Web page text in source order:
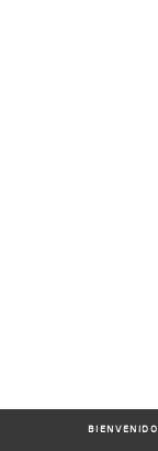
BIENVENIDO